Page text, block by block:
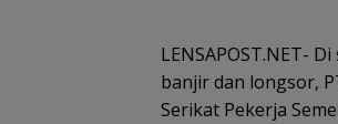
LENSAPOST.NET-
banjir dan longsor,
Serikat Pekerja